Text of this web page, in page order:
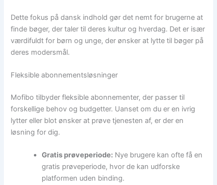
Dette fokus på dansk indhold gør det nemt for brugerne at
finde bøger, der taler til deres kultur og hverdag. Det er især
værdifuldt for børn og unge, der ønsker at lytte til bøger på
deres modersmål.
Fleksible abonnementsløsninger
Mofibo tilbyder fleksible abonnementer, der passer til
forskellige behov og budgetter. Uanset om du er en ivrig
lytter eller blot ønsker at prøve tjenesten af, er der en
løsning for dig.
Gratis prøveperiode: Nye brugere kan ofte få en
gratis prøveperiode, hvor de kan udforske
platformen uden binding.